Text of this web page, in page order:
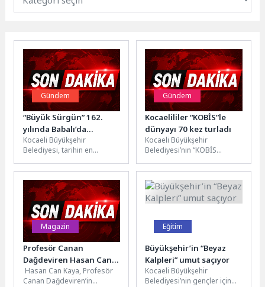
Gündem
“Büyük Sürgün” 162.
yılında Babalı’da
anılacak
Kocaeli Büyükşehir
Belediyesi, tarihin en
olarak kayıtlara geçen
“Büyük Sürgünü” 162.
yılında...
Gündem
Kocaelililer “KOBİS”le
dünyayı 70 kez turladı
Kocaeli Büyükşehir
Belediyesi’nin “KOBİS
Bisiklet Sistemi) 2026’nın ilk
altı ayında yaklaşık 142...
Magazin
Profesör Canan
Dağdeviren Hasan Can
Kaya’yı davet etti
Hasan Can Kaya, Profesör
Canan Dağdeviren’in
Eğitim
Büyükşehir’in “Beyaz
Kalpleri” umut saçıyor
Kocaeli Büyükşehir
Belediyesi’nin gençler için